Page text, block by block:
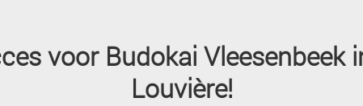
voor Budokai Vleesenbeek
Louvière!